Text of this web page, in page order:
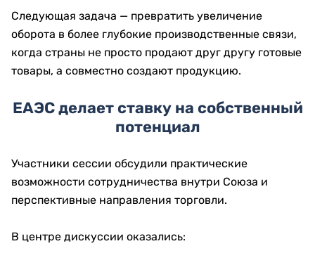
Следующая задача — превратить увеличение
оборота в более глубокие производственные связи,
когда страны не просто продают друг другу готовые
товары, а совместно создают продукцию.
ЕАЭС делает ставку на собственный
потенциал
Участники сессии обсудили практические
возможности сотрудничества внутри Союза и
перспективные направления торговли.
В центре дискуссии оказались: